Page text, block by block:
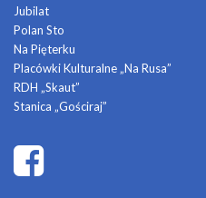
Jubilat
Polan Sto
Na Pięterku
Placówki Kulturalne „Na Rusa”
RDH „Skaut”
Stanica „Gościraj”